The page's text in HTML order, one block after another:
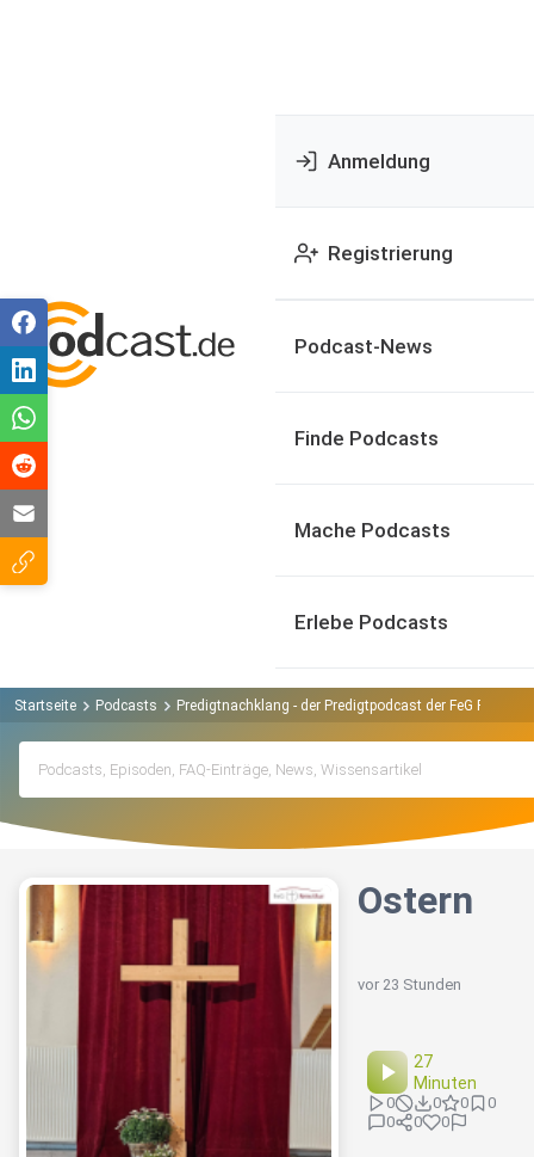
Anmeldung
Registrierung
Podcast-News
Finde Podcasts
Mache Podcasts
Erlebe Podcasts
Startseite Podcasts Predigtnachklang - der Predigtpodcast der FeG Rems-
Ostern
vor 23 Stunden
27
Minuten
0 0 0
0
0
0 0